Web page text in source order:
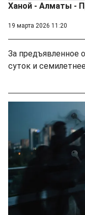
Ханой - Алматы -
19 марта 2026 11:20
За предъявленное
суток и